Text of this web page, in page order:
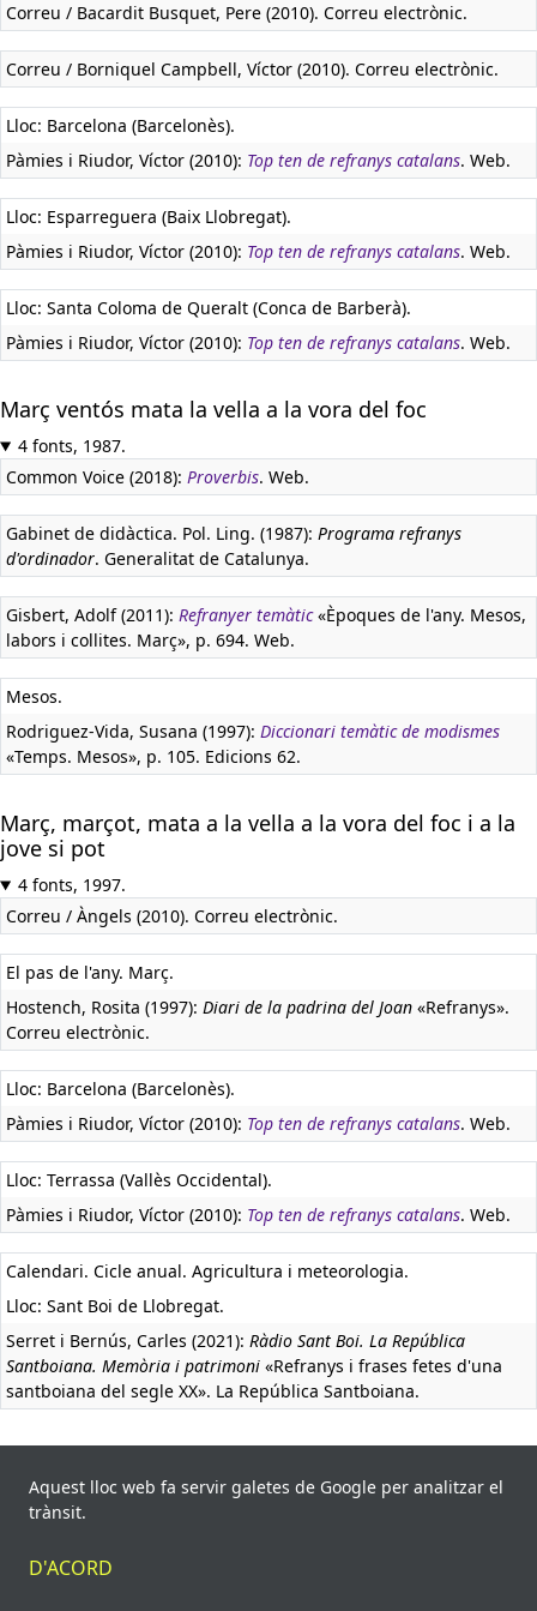
Correu / Bacardit Busquet, Pere (2010). Correu electrònic.
Correu / Borniquel Campbell, Víctor (2010). Correu electrònic.
Lloc: Barcelona (Barcelonès).
Pàmies i Riudor, Víctor (2010): Top ten de refranys catalans. Web.
Lloc: Esparreguera (Baix Llobregat).
Pàmies i Riudor, Víctor (2010): Top ten de refranys catalans. Web.
Lloc: Santa Coloma de Queralt (Conca de Barberà).
Pàmies i Riudor, Víctor (2010): Top ten de refranys catalans. Web.
Març ventós mata la vella a la vora del foc
4 fonts, 1987.
Common Voice (2018): Proverbis. Web.
Gabinet de didàctica. Pol. Ling. (1987): Programa refranys
d'ordinador. Generalitat de Catalunya.
Gisbert, Adolf (2011): Refranyer temàtic«Èpoques de l'any. Mesos,
labors i collites. Març», p. 694. Web.
Mesos.
Rodriguez-Vida, Susana (1997): Diccionari temàtic de modismes
«Temps. Mesos», p. 105. Edicions 62.
Març, marçot, mata a la vella a la vora del foc i a la
jove si pot
4 fonts, 1997.
Correu / Àngels (2010). Correu electrònic.
El pas de l'any. Març.
Hostench, Rosita (1997): Diari de la padrina del Joan «Refranys».
Correu electrònic.
Lloc: Barcelona (Barcelonès).
Pàmies i Riudor, Víctor (2010): Top ten de refranys catalans. Web.
Lloc: Terrassa (Vallès Occidental).
Pàmies i Riudor, Víctor (2010): Top ten de refranys catalans. Web.
Calendari. Cicle anual. Agricultura i meteorologia.
Lloc: Sant Boi de Llobregat.
Serret i Bernús, Carles (2021): Ràdio Sant Boi. La República
Santboiana. Memòria i patrimoni «Refranys i frases fetes d'una
santboiana del segle XX». La República Santboiana.
joves si les hi trob
4 fonts, 1951.
la mainada.
Aquest lloc web fa servir galetes de Google per analitzar el
trànsit.
D'ACORD